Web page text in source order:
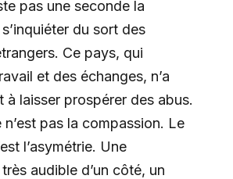
pas une seconde la
du sort des
Ce pays, qui
et des échanges, n’a
à laisser prospérer des abus.
n’est pas la compassion. Le
l’asymétrie. Une
audible d’un côté, un